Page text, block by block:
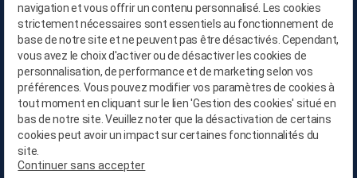
03 66 88 25 06
06 21 65 28 29
contact@location-deshumidificateur-59.com
navigation et vous offrir un contenu personnalisé. Les cookies
strictement nécessaires sont essentiels au fonctionnement de
base de notre site et ne peuvent pas être désactivés. Cependant,
vous avez le choix d'activer ou de désactiver les cookies de
personnalisation, de performance et de marketing selon vos
préférences. Vous pouvez modifier vos paramètres de cookies à
tout moment en cliquant sur le lien 'Gestion des cookies' situé en
bas de notre site. Veuillez noter que la désactivation de certains
cookies peut avoir un impact sur certaines fonctionnalités du
site.
Continuer sans accepter